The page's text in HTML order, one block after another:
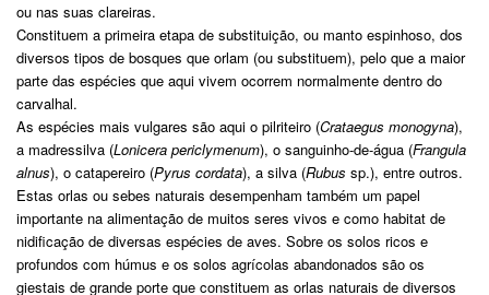
ou nas suas clareiras.
Constituem a primeira etapa de substituição, ou manto espinhoso, dos
diversos tipos de bosques que orlam (ou substituem), pelo que a maior
parte das espécies que aqui vivem ocorrem normalmente dentro do
carvalhal.
As espécies mais vulgares são aqui o pilriteiro (Crataegus monogyna),
a madressilva (Lonicera periclymenum), o sanguinho-de-água (Frangula
alnus), o catapereiro (Pyrus cordata), a silva (Rubus sp.), entre outros.
Estas orlas ou sebes naturais desempenham também um papel
importante na alimentação de muitos seres vivos e como habitat de
nidificação de diversas espécies de aves. Sobre os solos ricos e
profundos com húmus e os solos agrícolas abandonados são os
giestais de grande porte que constituem as orlas naturais de diversos